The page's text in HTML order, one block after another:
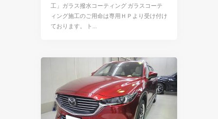
工」ガラス撥水コーティング ガラスコーテ
ィング施工のご用命は専用ＨＰより受け付け
ております。 ト…